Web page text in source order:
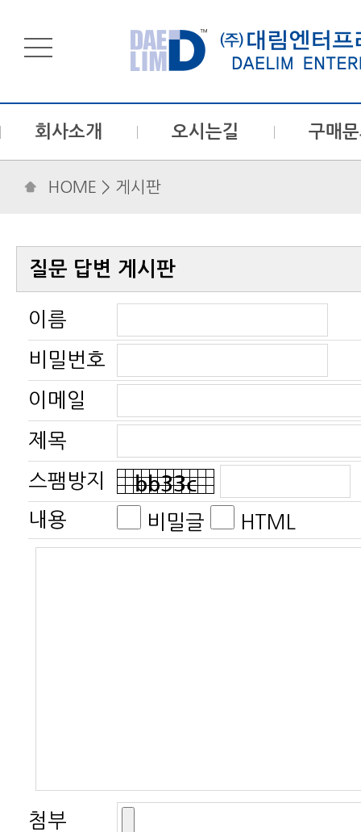
회사소개 오시는길 구매
HOME > 게시판
질문 답변 게시판
이름
비밀번호
이메일
제목
스팸방지
내용
비밀글 HTML
첨부